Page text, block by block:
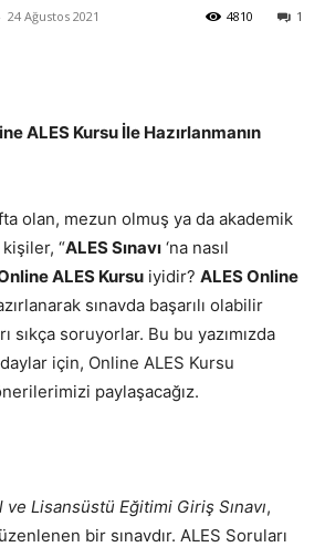
24 Ağustos 2021 1
4810
ALES Kursu İle Hazırlanmanın
olan, mezun olmuş ya da akademik
“ALES Sınavı ‘na nasıl
ALES Kursu iyidir? ALES Online
sınavda başarılı olabilir
sıkça soruyorlar. Bu bu yazımızda
için, Online ALES Kursu
paylaşacağız.
Lisansüstü Eğitimi Giriş Sınavı,
bir sınavdır. ALES Soruları